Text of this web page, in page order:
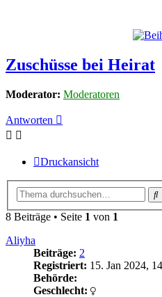
Zuschüsse bei Heirat
Moderator: Moderatoren
Antworten
Druckansicht
8 Beiträge • Seite 1 von 1
Aliyha
Beiträge: 2
Registriert: 15. Jan 2024,
Behörde:
Geschlecht: